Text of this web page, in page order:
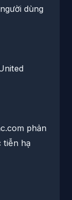
dùng
phản
tiễn hạ